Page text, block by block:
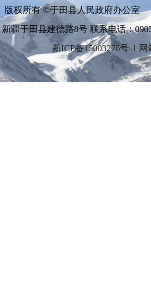
版权所有 ©于田县人民政府办公室
疆于田县建德路8号 联系电话：
新ICP备15003276号-1